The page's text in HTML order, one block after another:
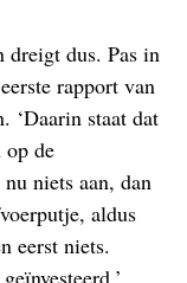
dreigt dus. Pas in
rapport van
‘Daarin staat dat
de
niets aan, dan
aldus
eerst niets.